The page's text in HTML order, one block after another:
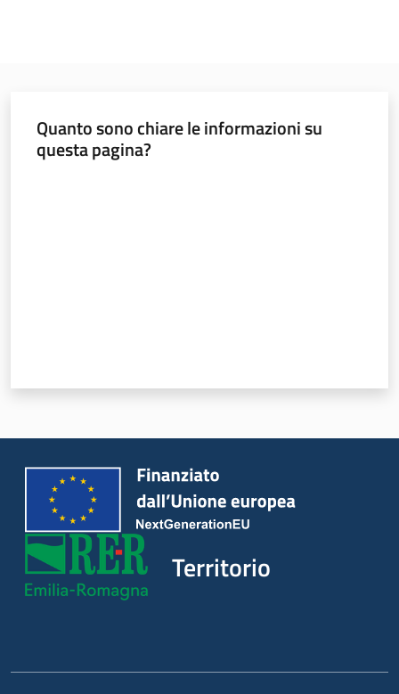
Quanto sono chiare le informazioni su
questa pagina?
Territorio